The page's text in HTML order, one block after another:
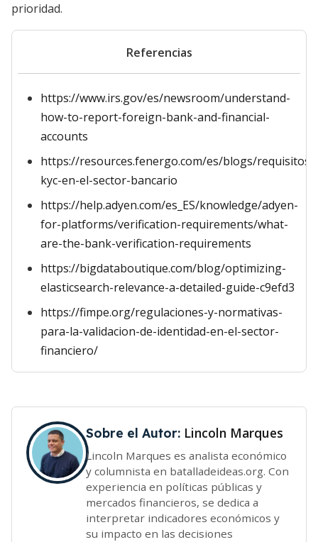
prioridad.
Referencias
https://www.irs.gov/es/newsroom/understand-
how-to-report-foreign-bank-and-financial-
accounts
https://resources.fenergo.com/es/blogs/requisitos-
kyc-en-el-sector-bancario
https://help.adyen.com/es_ES/knowledge/adyen-
for-platforms/verification-requirements/what-
are-the-bank-verification-requirements
https://bigdataboutique.com/blog/optimizing-
elasticsearch-relevance-a-detailed-guide-c9efd3
https://fimpe.org/regulaciones-y-normativas-
para-la-validacion-de-identidad-en-el-sector-
financiero/
Sobre el Autor: Lincoln Marques
Lincoln Marques es analista económico
y columnista en batalladeideas.org. Con
experiencia en políticas públicas y
mercados financieros, se dedica a
interpretar indicadores económicos y
su impacto en las decisiones